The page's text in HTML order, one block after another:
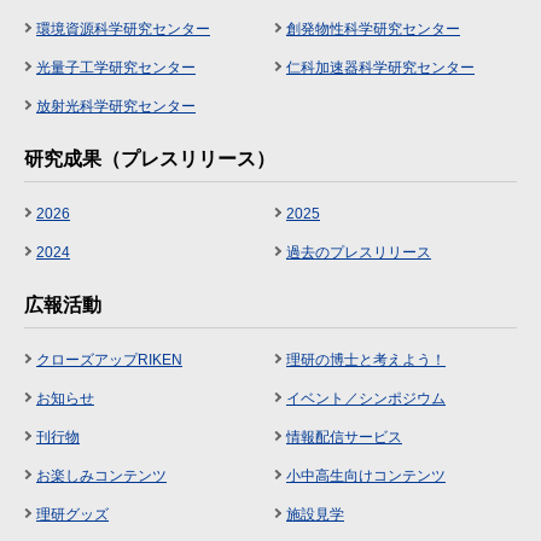
環境資源科学研究センター 創発物性科学研究センター
光量子工学研究センター 仁科加速器科学研究センター
放射光科学研究センター
研究成果（プレスリリース）
2026 2025
2024 過去のプレスリリース
広報活動
クローズアップRIKEN 理研の博士と考えよう！
お知らせ イベント／シンポジウム
刊行物 情報配信サービス
お楽しみコンテンツ 小中高生向けコンテンツ
理研グッズ 施設見学